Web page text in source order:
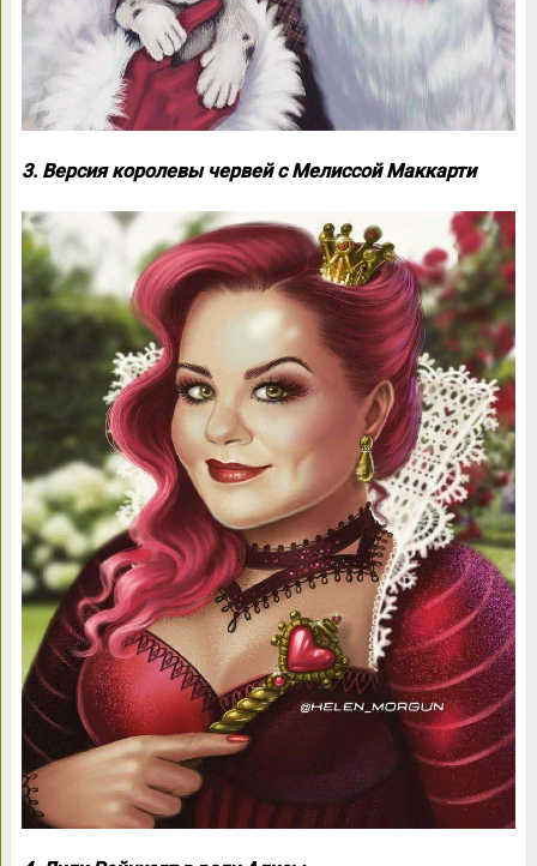
3. Версия королевы червей с Мелиссой Маккарти